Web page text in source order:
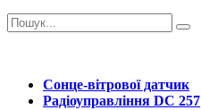
Сонце-вітрової датчик
Радіоуправління DC 257